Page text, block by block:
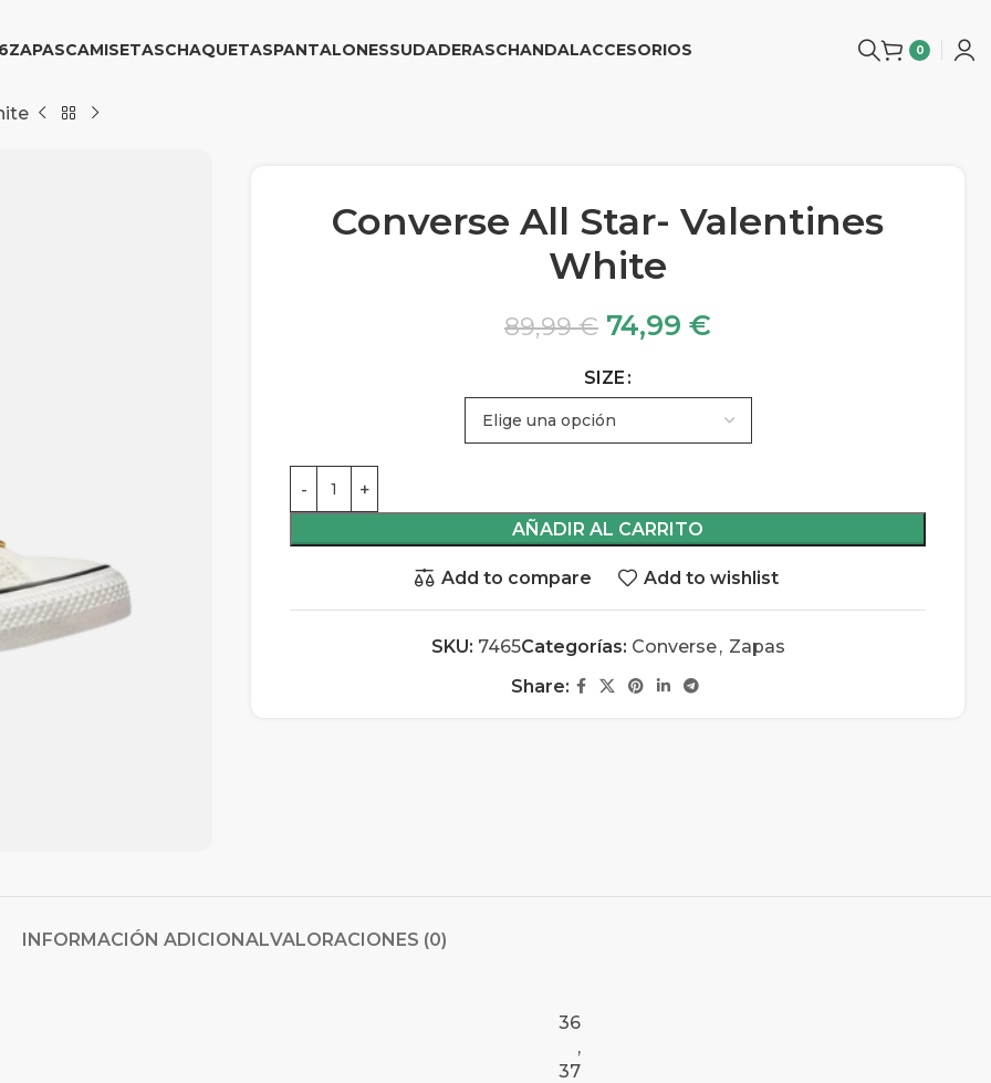
ZAPASCAMISETASCHAQUETASPANTALONESSUDADERASCHANDALACCESORIOS 0
Converse All Star- Valentines
White
89,99€ 74,99 €
SIZE
AÑADIR AL CARRITO
Add to compare Add to wishlist
SKU: 7465Categorías: Converse, Zapas
Share:
INFORMACIÓN ADICIONALVALORACIONES (0)
36
,
37